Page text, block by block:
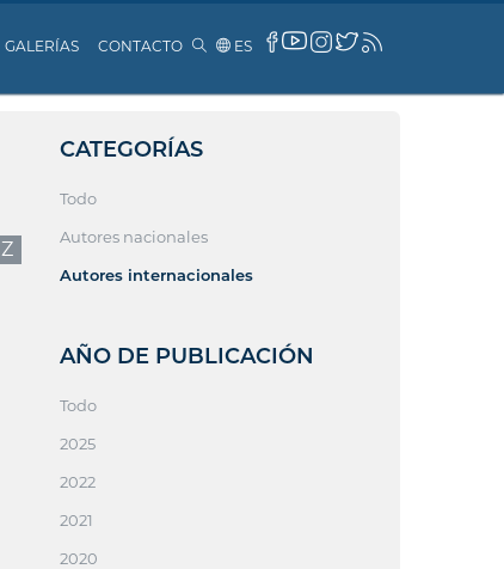
GALERÍAS CONTACTO ES
Z
CATEGORÍAS
Todo
Autores nacionales
Autores internacionales
AÑO DE PUBLICACIÓN
Todo
2025
2022
2021
2020